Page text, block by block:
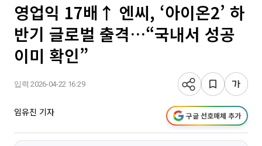
영업익 17배↑ 엔씨, ‘아이온2’ 하
반기 글로벌 출격…“국내서 성공
이미 확인”
입력 2026-04-22 16:29
임유진 기자 구글 선호매체 추가